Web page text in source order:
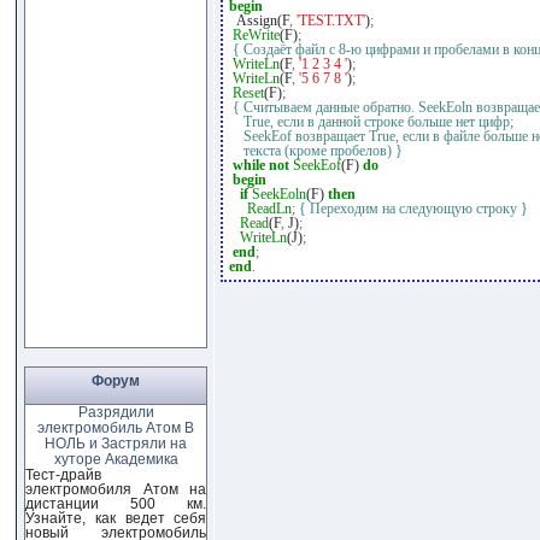
Форум
Разрядили
электромобиль Атом В
НОЛЬ и Застряли на
хуторе Академика
Тест-драйв
электромобиля Атом на
дистанции 500 км.
Узнайте, как ведет себя
новый электромобиль
begin
Assign(F, 'TEST.TXT');
ReWrite(F);
{ Создаёт файл с 8-ю цифрами и пробелами в
WriteLn(F, '1 2 3 4 ');
WriteLn(F, '5 6 7 8 ');
Reset(F);
{ Считываем данные обратно. SeekEoln
True, если в данной строке больше нет цифр;
SeekEof возвращает True, если в файле больше
текста (кроме пробелов) }
while not SeekEof(F)do
begin
if SeekEoln(F)then
ReadLn; { Переходим на следующую строку }
Read(F, J);
WriteLn(J);
end;
end.